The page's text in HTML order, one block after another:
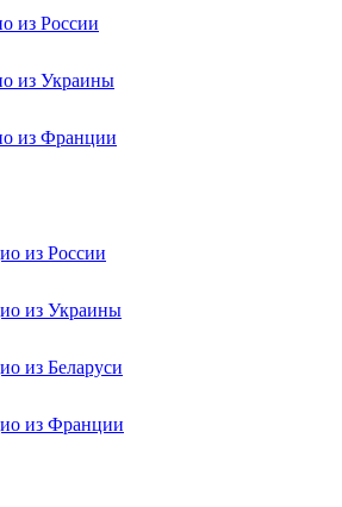
из России
из Украины
из Франции
из России
из Украины
из Беларуси
из Франции